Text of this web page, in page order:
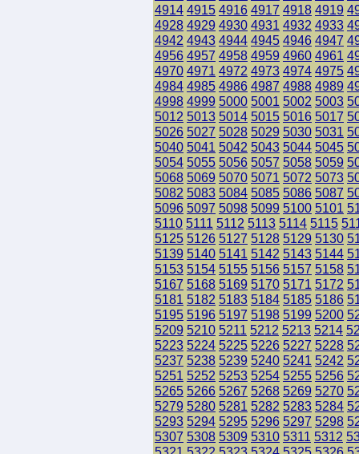
4914 4915 4916 4917 4918 4919
4928 4929 4930 4931 4932 4933
4942 4943 4944 4945 4946 4947
4956 4957 4958 4959 4960 4961
4970 4971 4972 4973 4974 4975
4984 4985 4986 4987 4988 4989
4998 4999 5000 5001 5002 5003
5012 5013 5014 5015 5016 5017
5026 5027 5028 5029 5030 5031
5040 5041 5042 5043 5044 5045
5054 5055 5056 5057 5058 5059
5068 5069 5070 5071 5072 5073
5082 5083 5084 5085 5086 5087
5096 5097 5098 5099 5100 5101
5110 5111 5112 5113 5114 5115
5125 5126 5127 5128 5129 5130
5139 5140 5141 5142 5143 5144
5153 5154 5155 5156 5157 5158
5167 5168 5169 5170 5171 5172
5181 5182 5183 5184 5185 5186
5195 5196 5197 5198 5199 5200
5209 5210 5211 5212 5213 5214
5223 5224 5225 5226 5227 5228
5237 5238 5239 5240 5241 5242
5251 5252 5253 5254 5255 5256
5265 5266 5267 5268 5269 5270
5279 5280 5281 5282 5283 5284
5293 5294 5295 5296 5297 5298
5307 5308 5309 5310 5311 5312